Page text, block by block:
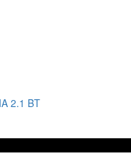
2.1 BT